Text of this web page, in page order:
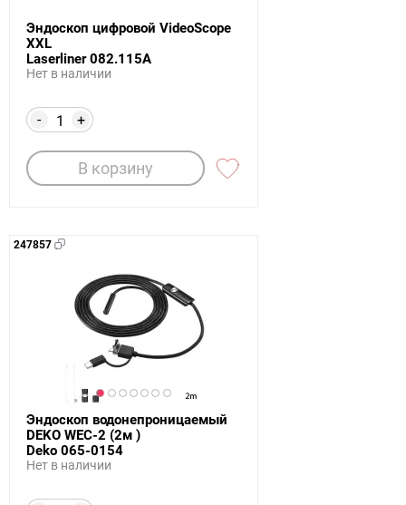
Эндоскоп цифровой VideoScope
XXL
Laserliner 082.115A
Нет в наличии
+
-
В корзину
247857
Эндоскоп водонепроницаемый
DEKO WEC-2 (2м )
Deko 065-0154
Нет в наличии